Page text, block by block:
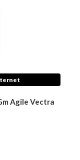
Agile Vectra